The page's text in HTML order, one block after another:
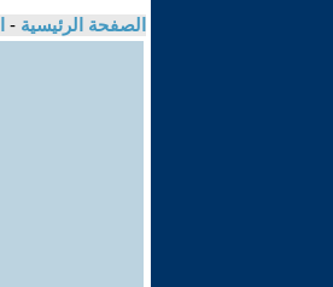
الصفحة الرئيسية -